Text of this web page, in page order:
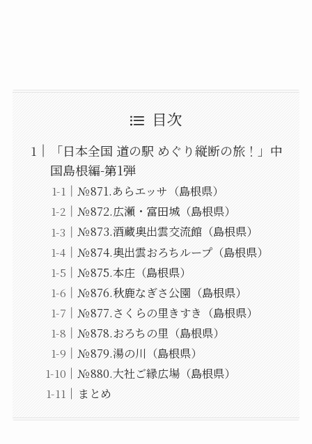
目次
「日本全国 道の駅 めぐり縦断の旅！」中
国島根編-第1弾
№871.あらエッサ（島根県）
№872.広瀬・富田城（島根県）
№873.酒蔵奥出雲交流館（島根県）
№874.奥出雲おろちループ（島根県）
№875.本庄（島根県）
№876.秋鹿なぎさ公園（島根県）
№877.さくらの里きすき（島根県）
№878.おろちの里（島根県）
№879.湯の川（島根県）
№880.大社ご縁広場（島根県）
まとめ